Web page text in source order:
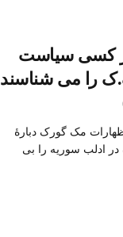
هر کسی سیاست
را می شناسند
مک گورک دبارۀ
ادلب سوریه را بی